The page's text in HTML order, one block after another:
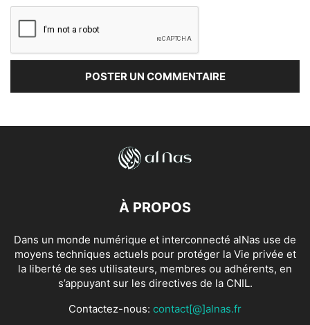
À PROPOS
Dans un monde numérique et interconnecté alNas use de
moyens techniques actuels pour protéger la Vie privée et
la liberté de ses utilisateurs, membres ou adhérents, en
s’appuyant sur les directives de la CNIL.
Contactez-nous: contact[@]alnas.fr